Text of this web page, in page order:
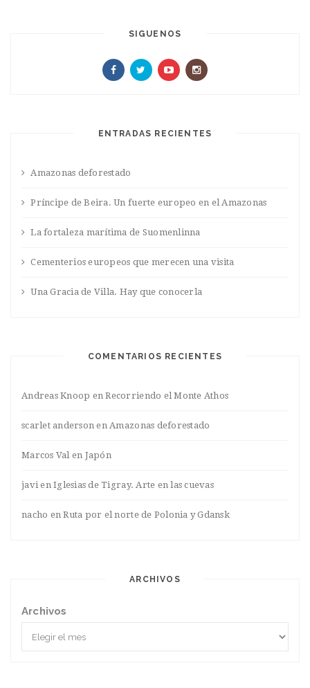
SIGUENOS
ENTRADAS RECIENTES
Amazonas deforestado
Príncipe de Beira. Un fuerte europeo en el Amazonas
La fortaleza marítima de Suomenlinna
Cementerios europeos que merecen una visita
Una Gracia de Villa. Hay que conocerla
COMENTARIOS RECIENTES
Andreas Knoop enRecorriendo el Monte Athos
scarlet anderson enAmazonas deforestado
Marcos Valen Japón
javienIglesias de Tigray. Arte en las cuevas
nacho enRuta por el norte de Polonia y Gdansk
ARCHIVOS
Archivos